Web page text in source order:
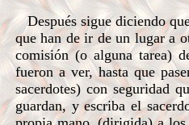
Después sigue diciendo
que han de ir de un lugar a
comisión (o alguna tarea)
fueron a ver, hasta que
sacerdotes) con seguridad
guardan, y escriba el